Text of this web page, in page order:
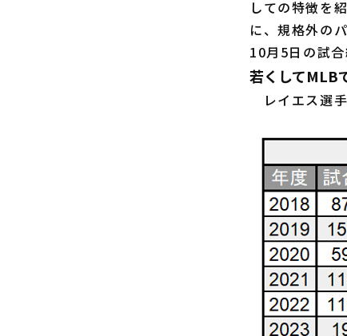
しての特徴を
に、規格外の
10月5日の試合
若くしてMLB
レイエス選